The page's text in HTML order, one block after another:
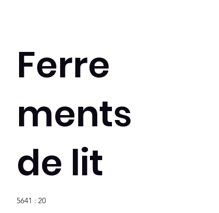
Ferre
ments
de lit
5641 : 20